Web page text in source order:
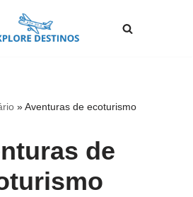
»Aventuras de ecoturismo
de